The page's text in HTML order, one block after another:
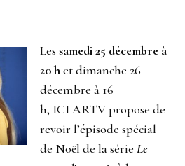
Lessamedi 25 décembre à
20 het dimanche 26
décembre à 16
h, ICI ARTV propose de
revoir l’épisode spécial
de Noël de la sérieLe